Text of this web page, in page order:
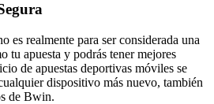
es realmente para ser considerada una
tu apuesta y podrás tener mejores
de apuestas deportivas móviles se
dispositivo más nuevo, también
de Bwin.